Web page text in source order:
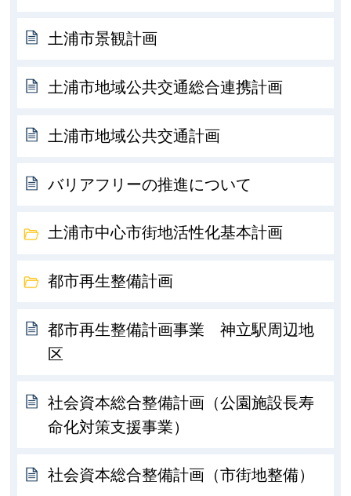
土浦市景観計画
土浦市地域公共交通総合連携計画
土浦市地域公共交通計画
バリアフリーの推進について
土浦市中心市街地活性化基本計画
都市再生整備計画
都市再生整備計画事業 神立駅周辺地
区
社会資本総合整備計画（公園施設長寿
命化対策支援事業）
社会資本総合整備計画（市街地整備）